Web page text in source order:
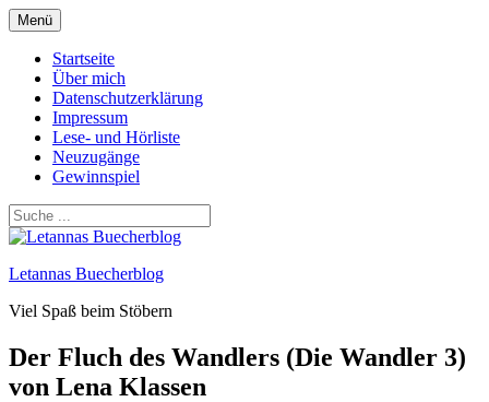
Zum
Inhalt
springen
Menü
Startseite
Über mich
Datenschutzerklärung
Impressum
Lese- und Hörliste
Neuzugänge
Gewinnspiel
Letannas Buecherblog
Viel Spaß beim Stöbern
Der Fluch des Wandlers (Die Wandler 3)
von Lena Klassen